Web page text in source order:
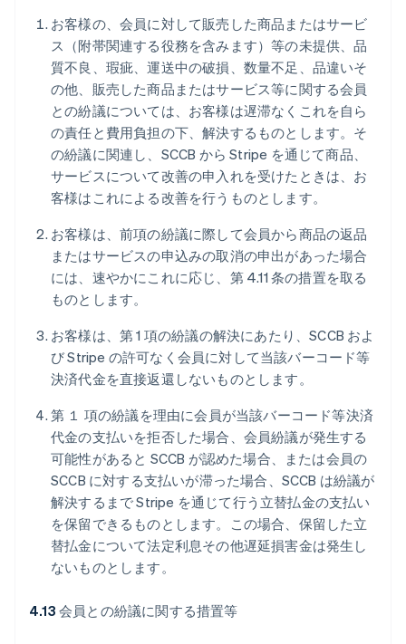
お客様の、会員に対して販売した商品またはサービ
ス（附帯関連する役務を含みます）等の未提供、品
質不良、瑕疵、運送中の破損、数量不足、品違いそ
の他、販売した商品またはサービス等に関する会員
との紛議については、お客様は遅滞なくこれを自ら
の責任と費用負担の下、解決するものとします。そ
の紛議に関連し、SCCB から Stripe を通じて商品、
サービスについて改善の申入れを受けたときは、お
客様はこれによる改善を行うものとします。
お客様は、前項の紛議に際して会員から商品の返品
またはサービスの申込みの取消の申出があった場合
には、速やかにこれに応じ、第 4.11 条の措置を取る
ものとします。
お客様は、第 1 項の紛議の解決にあたり、SCCB およ
び Stripe の許可なく会員に対して当該バーコード等
決済代金を直接返還しないものとします。
第 １ 項の紛議を理由に会員が当該バーコード等決済
代金の支払いを拒否した場合、会員紛議が発生する
可能性があると SCCB が認めた場合、または会員の
SCCB に対する支払いが滞った場合、SCCB は紛議が
解決するまで Stripe を通じて行う立替払金の支払い
を保留できるものとします。この場合、保留した立
替払金について法定利息その他遅延損害金は発生し
ないものとします。
4.13 会員との紛議に関する措置等